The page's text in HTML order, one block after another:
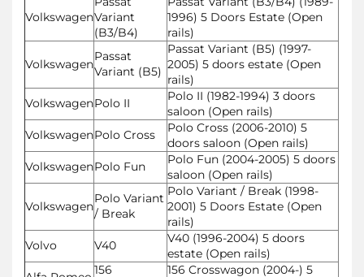
VolkswagenVariant
(B3/B4)
1996) 5 Doors Estate (Open
rails)
Volkswagen
Passat
Variant (B5)
Passat Variant (B5) (1997-
2005) 5 doors estate (Open
rails)
VolkswagenPolo II
Polo II (1982-1994) 3 doors
saloon (Open rails)
VolkswagenPolo Cross
Polo Cross (2006-2010) 5
doors saloon (Open rails)
VolkswagenPolo Fun
Polo Fun (2004-2005) 5 doors
saloon (Open rails)
Volkswagen
Polo Variant
/ Break
Polo Variant / Break (1998-
2001) 5 Doors Estate (Open
rails)
Volvo
V40
V40 (1996-2004) 5 doors
estate (Open rails)
156
156 Crosswagon (2004-) 5